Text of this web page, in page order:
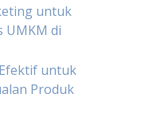
untuk
UMKM di
untuk
Produk